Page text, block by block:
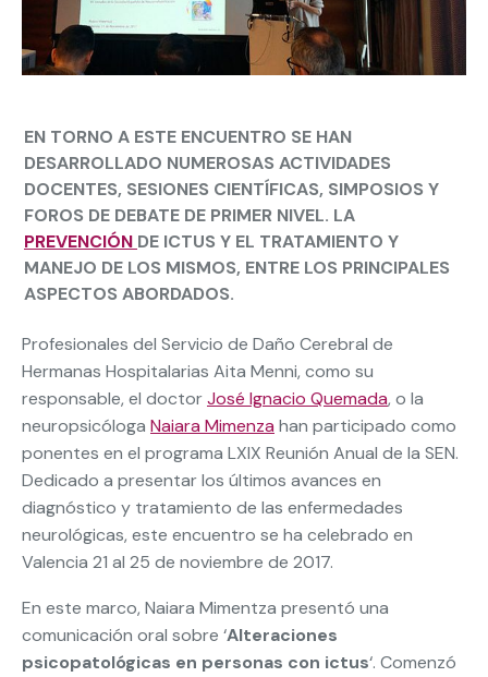
EN TORNO A ESTE ENCUENTRO SE HAN
DESARROLLADO NUMEROSAS ACTIVIDADES
DOCENTES, SESIONES CIENTÍFICAS, SIMPOSIOS Y
FOROS DE DEBATE DE PRIMER NIVEL. LA
PREVENCIÓN DE ICTUS Y EL TRATAMIENTO Y
MANEJO DE LOS MISMOS, ENTRE LOS PRINCIPALES
ASPECTOS ABORDADOS.
Profesionales del Servicio de Daño Cerebral de
Hermanas Hospitalarias Aita Menni, como su
responsable, el doctorJosé Ignacio Quemada, o la
neuropsicóloga Naiara Mimenza han participado como
ponentes en el programa LXIX Reunión Anual de la SEN.
Dedicado a presentar los últimos avances en
diagnóstico y tratamiento de las enfermedades
neurológicas, este encuentro se ha celebrado en
Valencia 21 al 25 de noviembre de 2017.
En este marco, Naiara Mimentza presentó una
comunicación oral sobre ‘Alteraciones
psicopatológicas en personas con ictus‘. Comenzó